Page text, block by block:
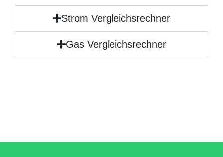
Strom Vergleichsrechner
Gas Vergleichsrechner